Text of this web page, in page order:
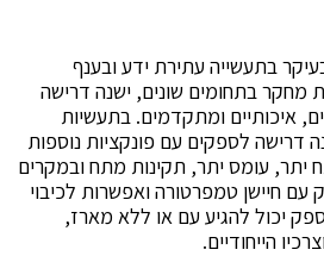
בתעשייה עתירת ידע ובענף
מחקר בתחומים שונים, ישנה דרישה
איכותיים ומתקדמים. בתעשיות
דרישה לספקים עם פונקציות נוספות
יתר, עומס יתר, תקינות מתח ובמקרים
חיישן טמפרטורה ואפשרות לכיבוי
יכול להגיע עם או ללא מארז,
הייחודיים.